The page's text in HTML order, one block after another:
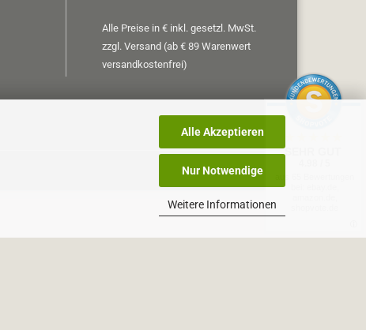
Alle Akzeptieren
Nur Notwendige
Weitere Informationen
Alle Preise in € inkl. gesetzl. MwSt.
zzgl. Versand (ab € 89 Warenwert
versandkostenfrei)
SEHR GUT